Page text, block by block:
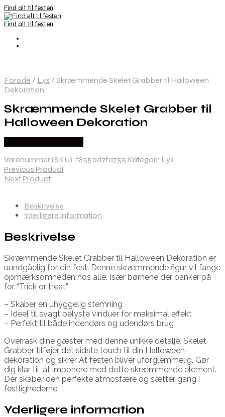
Find alt til festen
Find alt til festen
Forside / Lys / Skræmmende Skelet Grabber til Halloween
Dekoration
Skræmmende Skelet Grabber til
Halloween Dekoration
Varenummer (SKU): f855bd7fa755 Kategori: Lys
Previous Product
Next Product
Beskrivelse
Yderligere information
Beskrivelse
Skræmmende Skelet Grabber til Halloween Dekoration er
uundgåelig for din fest. Denne skræmmende figur vil fange
opmærksomheden hos alle. Især børnene der banker på
for “Trick or treat”
– Skaber en uhyggelig stemning
– Ideel til svagt belyste vinduer for maksimal effekt
– Perfekt til både indendørs og udendørs brug
Overrask dine gæster med denne unikke detalje. Skelet
Grabber tilføjer det sidste touch til din Halloween-
dekoration og sikrer At festen bliver uforglemmelig. Gør
dig klar til, at imponere med dette skræmmende element.
Der skaber den perfekte atmosfære og sætter gang i
festlighederne.
Yderligere information